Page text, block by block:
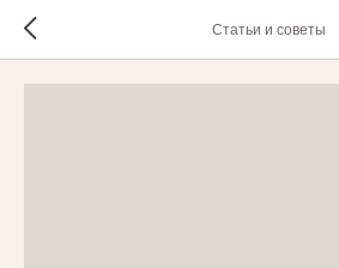
Статьи и советы